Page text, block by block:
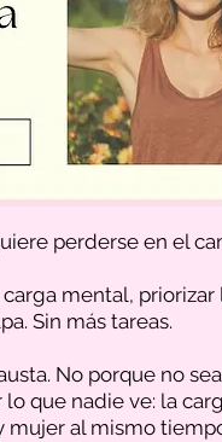
perderse en el
mental,
Sin más tareas.
No porque no
que nadie ve: la
mujer al mismo